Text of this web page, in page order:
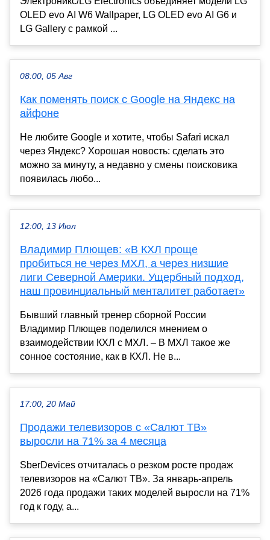
OLED evo AI W6 Wallpaper, LG OLED evo AI G6 и
LG Gallery с рамкой ...
08:00, 05 Авг
Как поменять поиск с Google на Яндекс на
айфоне
Не любите Google и хотите, чтобы Safari искал
через Яндекс? Хорошая новость: сделать это
можно за минуту, а недавно у смены поисковика
появилась любо...
12:00, 13 Июл
Владимир Плющев: «В КХЛ проще
пробиться не через МХЛ, а через низшие
лиги Северной Америки. Ущербный подход,
наш провинциальный менталитет работает»
Бывший главный тренер сборной России
Владимир Плющев поделился мнением о
взаимодействии КХЛ с МХЛ. – В МХЛ такое же
сонное состояние, как в КХЛ. Не в...
17:00, 20 Май
Продажи телевизоров с «Салют ТВ»
выросли на 71% за 4 месяца
SberDevices отчиталась о резком росте продаж
телевизоров на «Салют ТВ». За январь-апрель
2026 года продажи таких моделей выросли на 71%
год к году, а...